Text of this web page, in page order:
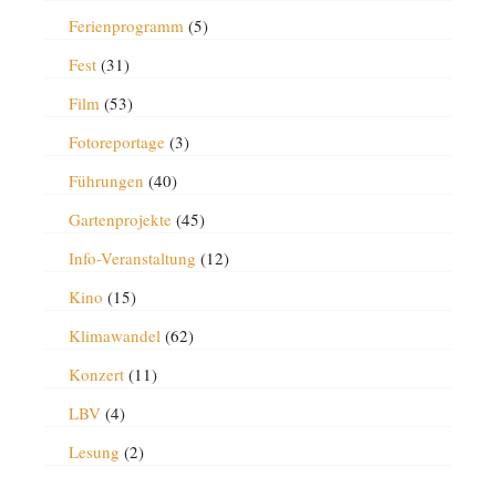
Ferienprogramm(5)
Fest(31)
Film(53)
Fotoreportage(3)
Führungen (40)
Gartenprojekte(45)
Info-Veranstaltung (12)
Kino (15)
Klimawandel(62)
Konzert(11)
LBV(4)
Lesung (2)